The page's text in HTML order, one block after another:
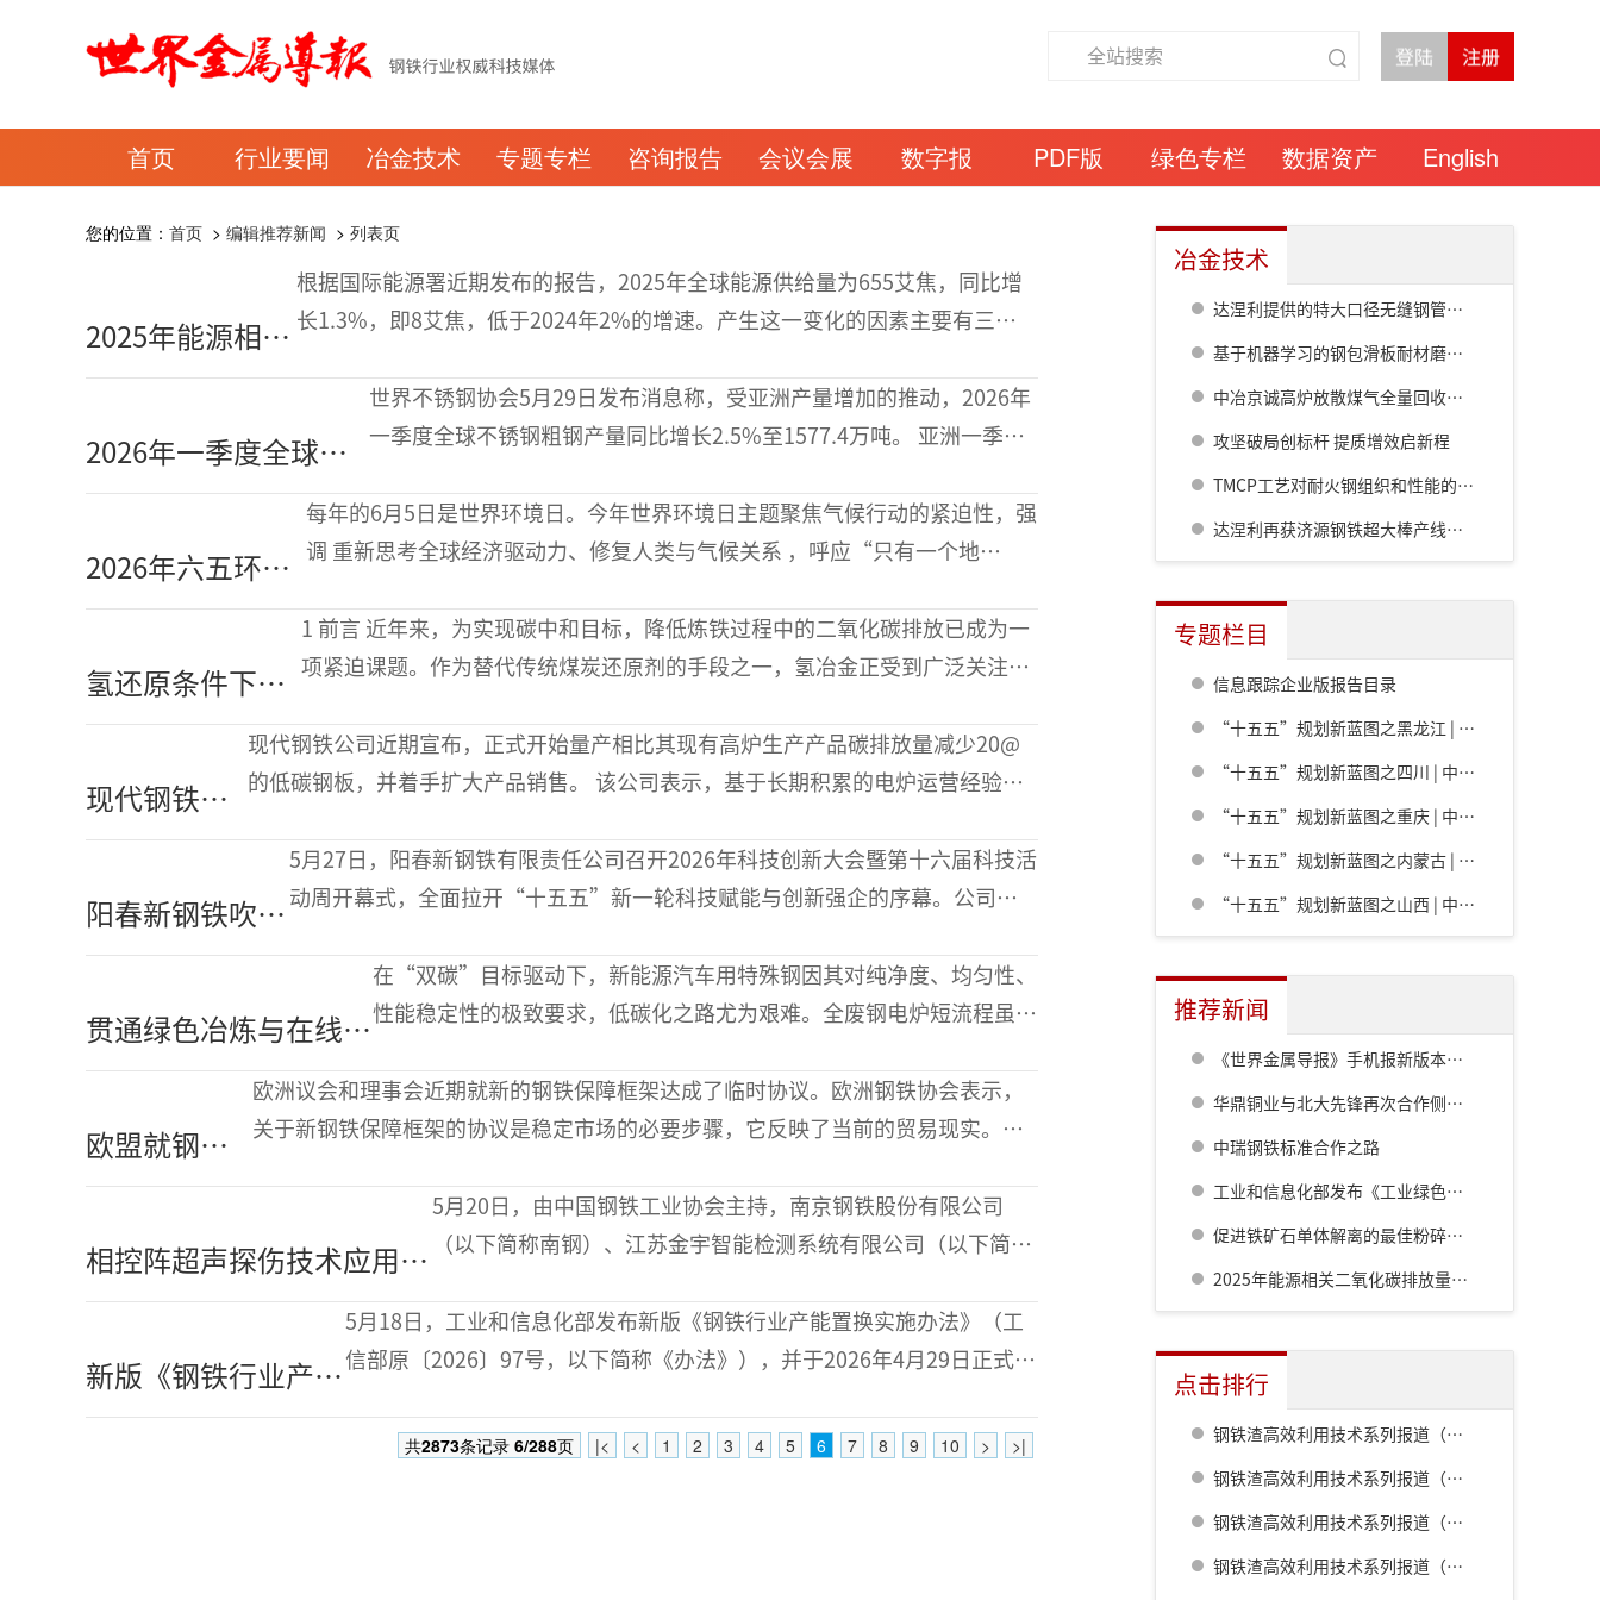
首页 行业要闻 冶金技术 专题专栏 咨询报告 会议会展 数字报 PDF版 绿色专栏 数据资产 English
您的位置： 首页 > 编辑推荐新闻 > 列表页
2025年能源相关
二氧化碳排放量
根据国际能源署近期发布的报告，2025年全球能源供给量为655艾焦，同比增
长1.3%，即8艾焦，低于2024年2%的增速。产生这一变化的因素主要有三
2026年一季度全球不
锈钢产量同比增长
2.5%至1577.4万吨
世界不锈钢协会5月29日发布消息称，受亚洲产量增加的推动，2026年
一季度全球不锈钢粗钢产量同比增长2.5%至1577.4万吨。 亚洲一季度
2026年六五环境
日全面绿色转
国
每年的6月5日是世界环境日。今年世界环境日主题聚焦气候行动的紧迫性，强
调 重新思考全球经济驱动力、修复人类与气候关系 ，呼应“只有一个地
氢还原条件下球
团的粉化及粘结
现象强度评价
1 前言 近年来，为实现碳中和目标，降低炼铁过程中的二氧化碳排放已成为一
项紧迫课题。作为替代传统煤炭还原剂的手段之一，氢冶金正受到广泛关注。
现代钢铁公
司启动低碳
现代钢铁公司近期宣布，正式开始量产相比其现有高炉生产产品碳排放量减少20@
的低碳钢板，并着手扩大产品销售。 该公司表示，基于长期积累的电炉运营经验和
阳春新钢铁吹
响“十五五”科
5月27日，阳春新钢铁有限责任公司召开2026年科技创新大会暨第十六届科技活
动周开幕式，全面拉开“十五五”新一轮科技赋能与创新强企的序幕。公司领
贯通绿色冶炼与在线热
处理工艺南钢实现特殊
钢产品全产业链双重降
碳
在“双碳”目标驱动下，新能源汽车用特殊钢因其对纯净度、均匀性、
性能稳定性的极致要求，低碳化之路尤为艰难。全废钢电炉短流程虽具
题；下游
欧盟就钢铁
保障框架达
欧洲议会和理事会近期就新的钢铁保障框架达成了临时协议。欧洲钢铁协会表示，
关于新钢铁保障框架的协议是稳定市场的必要步骤，它反映了当前的贸易现实。新
相控阵超声探伤技术应用新
突破
——“高品质管棒钢材相控
阵超声检测关键技术及应
用”科技成果评价会暨产品
5月20日，由中国钢铁工业协会主持，南京钢铁股份有限公司
（以下简称南钢）、江苏金宇智能检测系统有限公司（以下简称
术及应用”科技成果评价会
新版《钢铁行业产能
置换实施办法》政策
5月18日，工业和信息化部发布新版《钢铁行业产能置换实施办法》（工
信部原〔2026〕97号，以下简称《办法》），并于2026年4月29日正式实
|< < 1 2 3 4 5 6 7 8 9 10 > >|
共2873条记录 6/288页
冶金技术
达涅利提供的特大口径无缝钢管热连轧线在衡钢热试成功
基于机器学习的钢包滑板耐材磨损预测模型研究
中冶京诚高炉放散煤气全量回收成套技术方案
攻坚破局创标杆 提质增效启新程
TMCP工艺对耐火钢组织和性能的影响
达涅利再获济源钢铁超大棒产线核心设备订单
专题栏目
信息跟踪企业版报告目录
“十五五”规划新蓝图之黑龙江 | 中共黑龙江省委关于制定国民经济和社会发展第十五个五年规划的建议
“十五五”规划新蓝图之四川 | 中共四川省委关于制定四川省国民经济和社会发展第十五个五年规划的建议
“十五五”规划新蓝图之重庆 | 中共重庆市委关于制定重庆市国民经济和社会发展第十五个五年规划的建议
“十五五”规划新蓝图之内蒙古 | 内蒙古自治区党委关于制定国民经济和社会发展第十五个五年规划的建议
“十五五”规划新蓝图之山西 | 中共山西省委关于制定山西省国民经济和社会发展第十五个五年规划的建议
推荐新闻
《世界金属导报》手机报新版本发布，免费下载，免费看
华鼎铜业与北大先锋再次合作侧吹炉配套6000立方制氧项目
中瑞钢铁标准合作之路
工业和信息化部发布《工业绿色低碳发展“十五五”规划》
促进铁矿石单体解离的最佳粉碎方法研究
2025年能源相关二氧化碳排放量同比增长0.4%至381亿吨
点击排行
钢铁渣高效利用技术系列报道（一） 室兰钢铁厂用钢渣骨料配制重混凝土的研究
钢铁渣高效利用技术系列报道（二） 鹿岛钢铁厂钢铁渣利用技术的开发
钢铁渣高效利用技术系列报道（五） 八幡厂钢铁渣的利用
钢铁渣高效利用技术系列报道（三） 名古屋厂铁水预处理炉渣肥料化的开发